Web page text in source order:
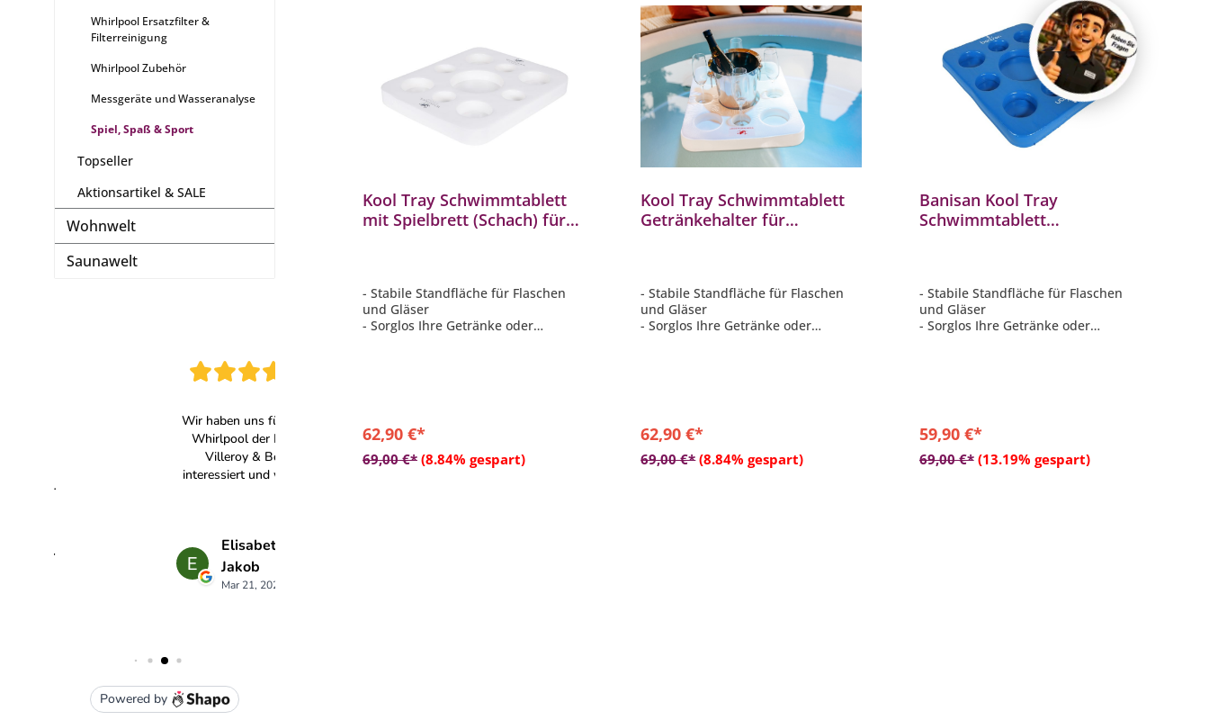
Whirlpool Ersatzfilter &
Filterreinigung
Whirlpool Zubehör
Messgeräte und Wasseranalyse
Spiel, Spaß & Sport
Topseller
Aktionsartikel & SALE
Wohnwelt
Saunawelt
Kool Tray Schwimmtablett
mit Spielbrett (Schach) für
- Stabile Standfläche für Flaschen
und Gläser
- Sorglos Ihre Getränke oder
62,90 €*
69,00 €* (8.84% gespart)
In den Warenkorb
Kool Tray Schwimmtablett
Getränkehalter für
- Stabile Standfläche für Flaschen
und Gläser
- Sorglos Ihre Getränke oder
62,90 €*
69,00 €* (8.84% gespart)
In den Warenkorb
Banisan Kool Tray
Schwimmtablett
- Stabile Standfläche für Flaschen
und Gläser
- Sorglos Ihre Getränke oder
59,90 €*
69,00 €* (13.19% gespart)
In den Warenkorb